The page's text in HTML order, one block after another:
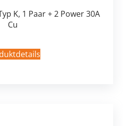
K, 1 Paar + 2 Power 30A
Cu